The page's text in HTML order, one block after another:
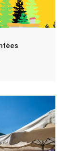
lunedì